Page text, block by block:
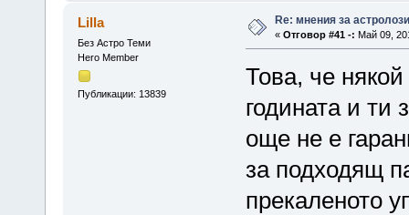
Lilla
Без Астро Теми
Hero Member
Публикации: 13839
Re: мнения за астролози
« Отговор #41 -: Май 09,
Това, че
годината и ти
още не е
за подходящ
прекаленото